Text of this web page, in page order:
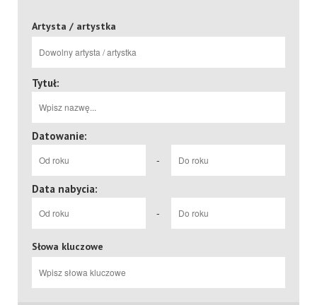
Artysta / artystka
Tytuł:
Datowanie:
-
Data nabycia:
-
Słowa kluczowe